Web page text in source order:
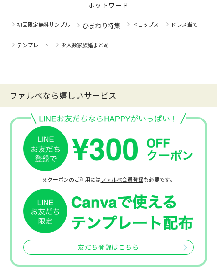
ホットワード
初回限定無料サンプル ひまわり特集 ドロップス ドレス当て
テンプレート 少人数家族婚まとめ
ファルべなら嬉しいサービス
※クーポンのご利用にはファルベ会員登録も必要です。
友だち登録はこちら